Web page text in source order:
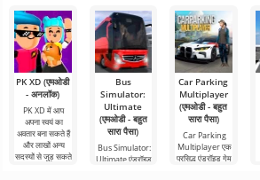
PK XD (एमओडी
- अनलॉक)
PK XD में आप
अपना स्वयं का
अवतार बना सकते हैं
और लाखों अन्य
सदस्यों से जुड़ सकते
Bus
Simulator:
Ultimate
(एमओडी - बहुत
सारा पैसा)
Bus Simulator:
Ultimate एंड्रॉइड
Car Parking
Multiplayer
(एमओडी - बहुत
सारा पैसा)
Car Parking
Multiplayer एक
प्रसिद्ध एंड्रॉइड गेम